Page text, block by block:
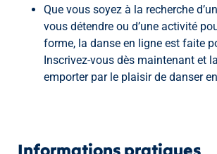
Que vous soyez à la recherche
vous détendre ou d’une activité
forme, la danse en ligne est faite
Inscrivez-vous dès maintenant et
emporter par le plaisir de danser